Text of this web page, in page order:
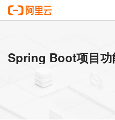
Spring Boot项目功